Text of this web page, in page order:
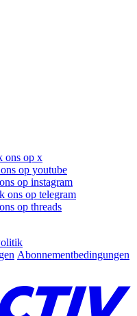
ons op x
op youtube
op instagram
ons op telegram
op threads
Abonnementbedingungen